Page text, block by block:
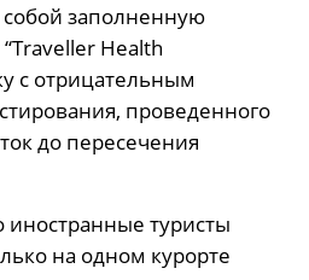
заполненную
Health
с отрицательным
проведенного
до пересечения
иностранные туристы
на одном курорте